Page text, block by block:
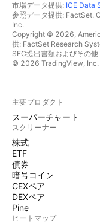
市場データ提供: ICE Data
参照データ提供:
Inc.
Copyright © 2026,
供: FactSet Research
SEC提出書類およびその
© 2026 TradingView, Inc.
主要プロダクト
スーパーチャート
スクリーナー
株式
ETF
債券
暗号コイン
CEXペア
DEXペア
Pine
ヒートマップ